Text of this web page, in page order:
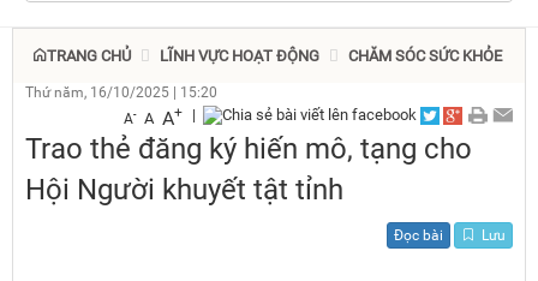
TRANG CHỦ LĨNH VỰC HOẠT ĐỘNG CHĂM SÓC SỨC KHỎE
Thứ năm, 16/10/2025 | 15:20
A- A A+ |
Trao thẻ đăng ký hiến mô, tạng cho
Hội Người khuyết tật tỉnh
Đọc bài Lưu